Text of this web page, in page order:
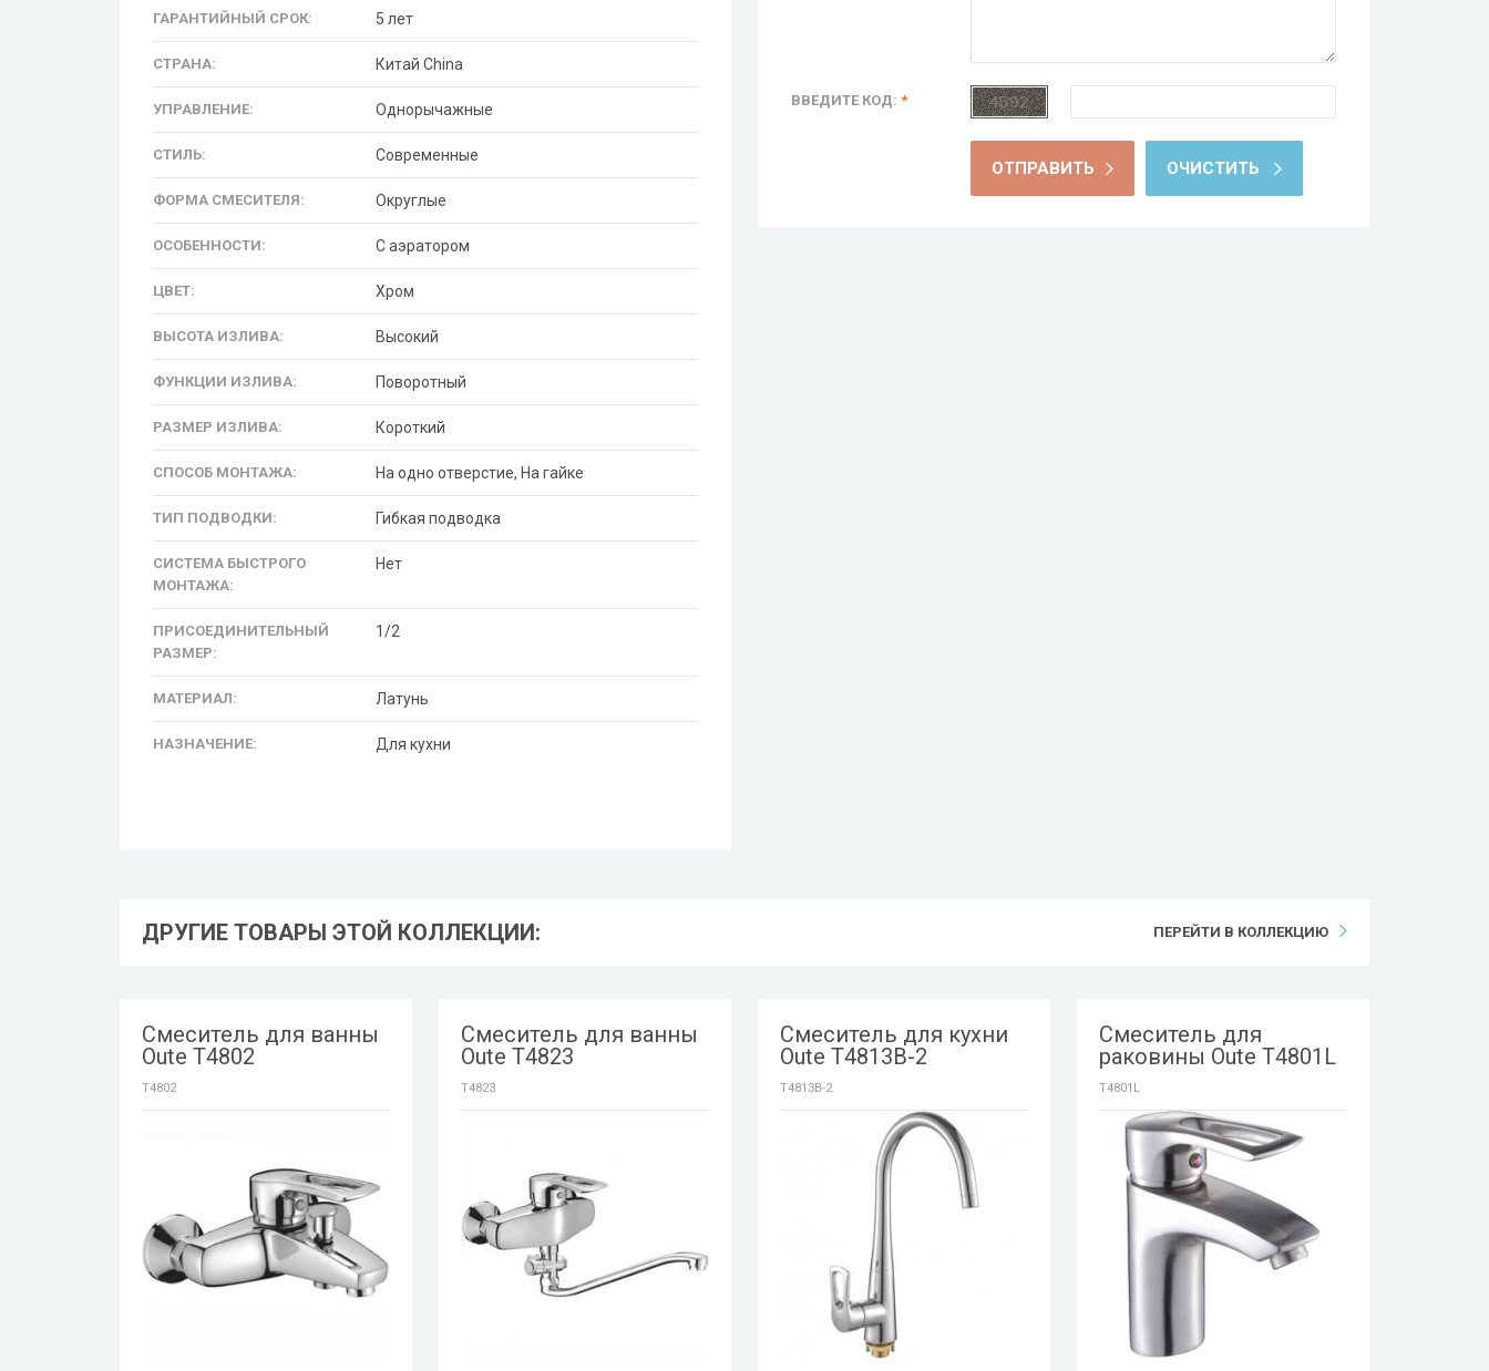
ГАРАНТИЙНЫЙ СРОК: 5 лет
СТРАНА: Китай China
УПРАВЛЕНИЕ: Однорычажные
СТИЛЬ: Современные
ФОРМА СМЕСИТЕЛЯ: Округлые
ОСОБЕННОСТИ: С аэратором
ЦВЕТ: Хром
ВЫСОТА ИЗЛИВА: Высокий
ФУНКЦИИ ИЗЛИВА: Поворотный
РАЗМЕР ИЗЛИВА: Короткий
СПОСОБ МОНТАЖА: На одно отверстие, На гайке
ТИП ПОДВОДКИ: Гибкая подводка
СИСТЕМА БЫСТРОГО
МОНТАЖА:
Нет
ПРИСОЕДИНИТЕЛЬНЫЙ
РАЗМЕР:
1/2
МАТЕРИАЛ: Латунь
НАЗНАЧЕНИЕ: Для кухни
ВВЕДИТЕ КОД: *
ОТПРАВИТЬ ОЧИСТИТЬ
ДРУГИЕ ТОВАРЫ ЭТОЙ КОЛЛЕКЦИИ: ПЕРЕЙТИ В КОЛЛЕКЦИЮ
Смеситель для ванны
Oute T4802
T4802
Смеситель для ванны
Oute T4823
T4823
Смеситель для кухни
Oute T4813B-2
T4813B-2
Смеситель для
раковины Oute T4801L
T4801L